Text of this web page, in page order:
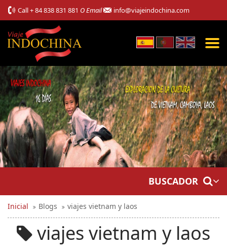
Call+ 84 838 831 881 O Email info@viajeindochina.com
BUSCADOR
Inicial Blogs viajes vietnam y laos
viajes vietnam y laos